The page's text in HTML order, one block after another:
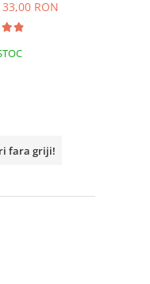
RON
fara griji!